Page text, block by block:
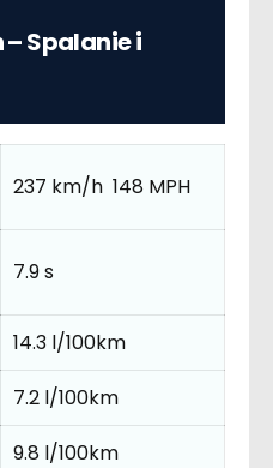
Spalanie i
237 km/h 148 MPH
7.9 s
14.3 l/100km
7.2 l/100km
9.8 l/100km